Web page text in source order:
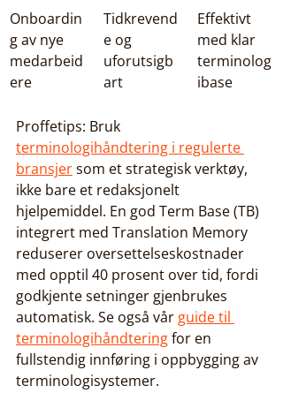
Onboardin
g av nye
medarbeid
ere
Tidkrevend
e og
uforutsigb
art
Effektivt
med klar
terminolog
ibase
Proffetips: Bruk
terminologihåndtering i regulerte
bransjer som et strategisk verktøy,
ikke bare et redaksjonelt
hjelpemiddel. En god Term Base (TB)
integrert med Translation Memory
reduserer oversettelseskostnader
med opptil 40 prosent over tid, fordi
godkjente setninger gjenbrukes
automatisk. Se også vår guide til
terminologihåndtering for en
fullstendig innføring i oppbygging av
terminologisystemer.